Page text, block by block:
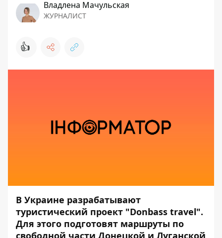
Владлена Мачульская
ЖУРНАЛИСТ
👍
В Украине разрабатывают
туристический проект "Donbass travel".
Для этого подготовят маршруты по
свободной части Донецкой и Луганской